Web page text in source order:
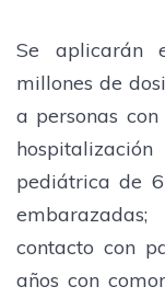
Se aplicarán
millones de
a personas
pediátrica de
contacto con
años con